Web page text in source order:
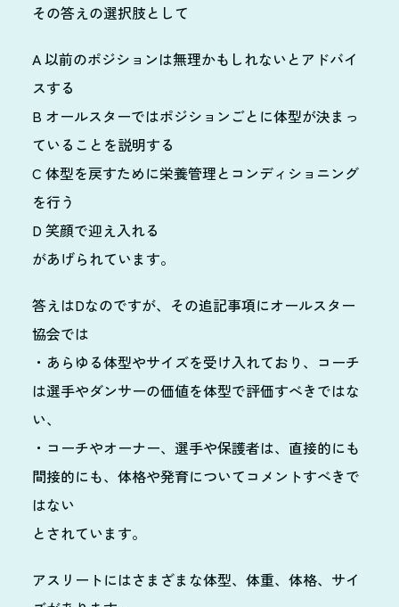
その答えの選択肢として
A 以前のポジションは無理かもしれないとアドバイ
スする
B オールスターではポジションごとに体型が決まっ
ていることを説明する
C 体型を戻すために栄養管理とコンディショニング
を行う
D 笑顔で迎え入れる
があげられています。
答えはDなのですが、その追記事項にオールスター
協会では
・あらゆる体型やサイズを受け入れており、コーチ
は選手やダンサーの価値を体型で評価すべきではな
い、
・コーチやオーナー、選手や保護者は、直接的にも
間接的にも、体格や発育についてコメントすべきで
はない
とされています。
アスリートにはさまざまな体型、体重、体格、サイ